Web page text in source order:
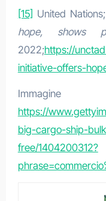
[15] United Nations;
hope, shows
2022;https://
initiative-offers-
https://
big-cargo-ship-
free/1404200312?